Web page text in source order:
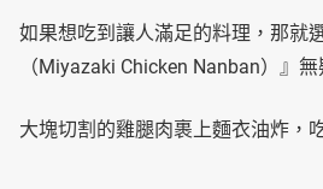
如果想吃到讓人滿足的料理，那就
（Miyazaki Chicken Nanban）』無
大塊切割的雞腿肉裹上麵衣油炸，